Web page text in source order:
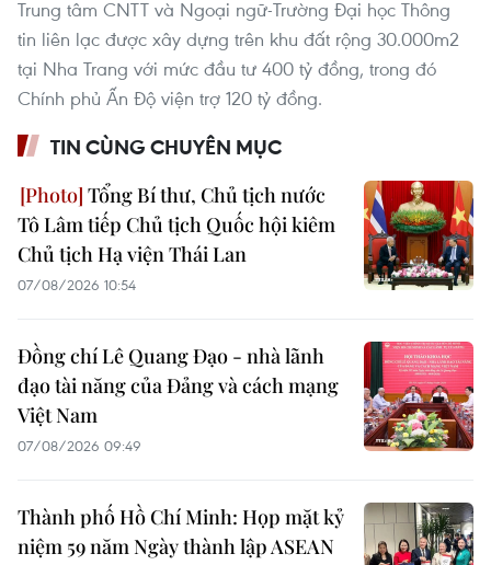
Trung tâm CNTT và Ngoại ngữ-Trường Đại học Thông
tin liên lạc được xây dựng trên khu đất rộng 30.000m2
tại Nha Trang với mức đầu tư 400 tỷ đồng, trong đó
Chính phủ Ấn Độ viện trợ 120 tỷ đồng.
TIN CÙNG CHUYÊN MỤC
Tổng Bí thư, Chủ tịch nước
Tô Lâm tiếp Chủ tịch Quốc hội kiêm
Chủ tịch Hạ viện Thái Lan
07/08/2026 10:54
Đồng chí Lê Quang Đạo - nhà lãnh
đạo tài năng của Đảng và cách mạng
Việt Nam
07/08/2026 09:49
Thành phố Hồ Chí Minh: Họp mặt kỷ
niệm 59 năm Ngày thành lập ASEAN